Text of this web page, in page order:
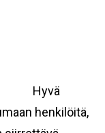
Hyvä
henkilöitä,